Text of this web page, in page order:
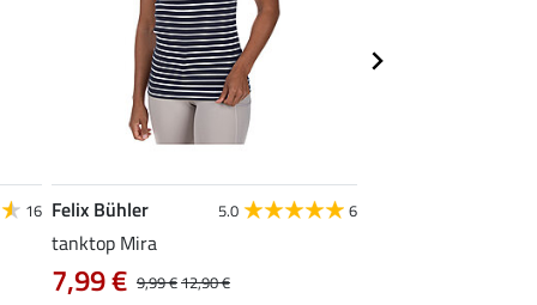
16 Felix Bühler 5.0 6
tanktop Mira
9,99 €12,90 €
7,99 €